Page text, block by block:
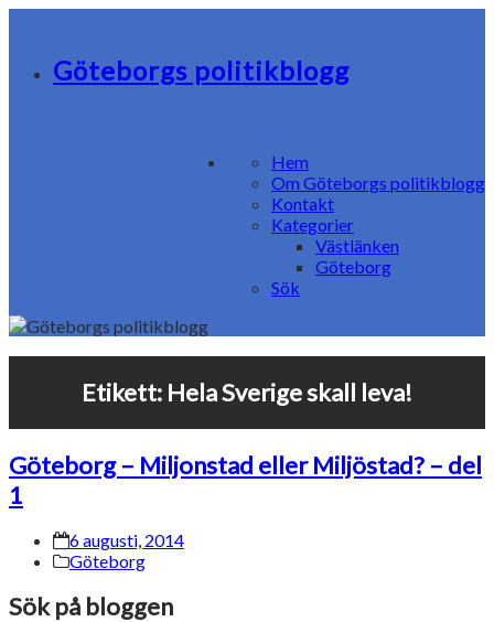
Göteborgs politikblogg
Hem
Om Göteborgs politikblogg
Kontakt
Kategorier
Västlänken
Göteborg
Sök
Etikett: Hela Sverige skall leva!
Göteborg – Miljonstad eller Miljöstad? – del
1
6 augusti, 2014
Göteborg
Sök på bloggen